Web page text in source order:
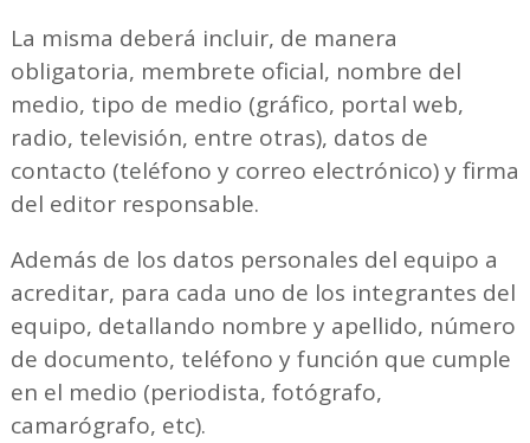
La misma deberá incluir, de manera
obligatoria, membrete oficial, nombre del
medio, tipo de medio (gráfico, portal web,
radio, televisión, entre otras), datos de
contacto (teléfono y correo electrónico) y firma
del editor responsable.
Además de los datos personales del equipo a
acreditar, para cada uno de los integrantes del
equipo, detallando nombre y apellido, número
de documento, teléfono y función que cumple
en el medio (periodista, fotógrafo,
camarógrafo, etc).